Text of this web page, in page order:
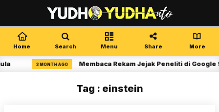
Home Search Menu Share More
3 MONTH AGO Membaca Rekam Jejak Peneliti di Google
Tag : einstein